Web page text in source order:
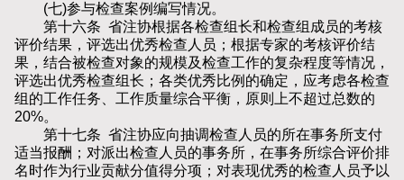
(七)参与检查案例编写情况。
第十六条 省注协根据各检查组长和检查组成员的考核
评价结果，评选出优秀检查人员；根据专家的考核评价结
果，结合被检查对象的规模及检查工作的复杂程度等情况，
评选出优秀检查组长；各类优秀比例的确定，应考虑各检查
组的工作任务、工作质量综合平衡，原则上不超过总数的
20%。
第十七条 省注协应向抽调检查人员的所在事务所支付
适当报酬；对派出检查人员的事务所，在事务所综合评价排
名时作为行业贡献分值得分项；对表现优秀的检查人员予以